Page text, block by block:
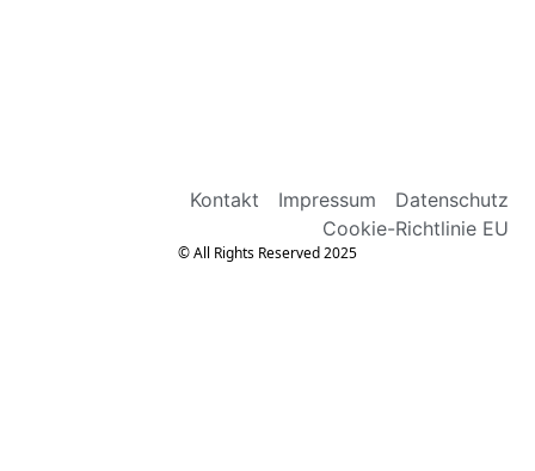
Kontakt Impressum
Datenschutz
Cookie-Richtlinie EU
© All Rights Reserved 2025